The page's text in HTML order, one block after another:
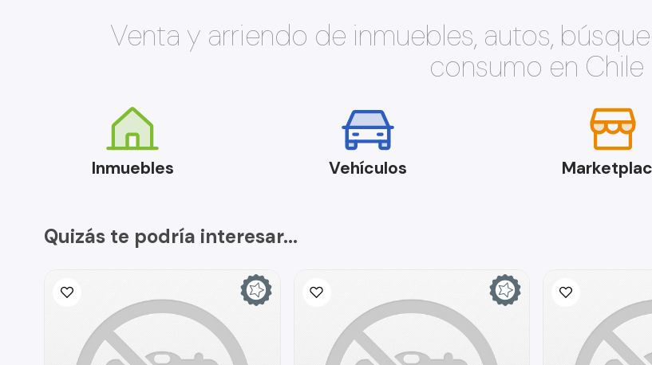
Venta y arriendo de inmuebles, autos,
consumo en Chile
Inmuebles Vehículos
Quizás te podría interesar...